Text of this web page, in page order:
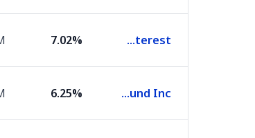
Nuveen Quality Municipal Income Fund of Benef.Interest
7.02%
BlackRock MuniYield Quality Fund Inc
6.25%